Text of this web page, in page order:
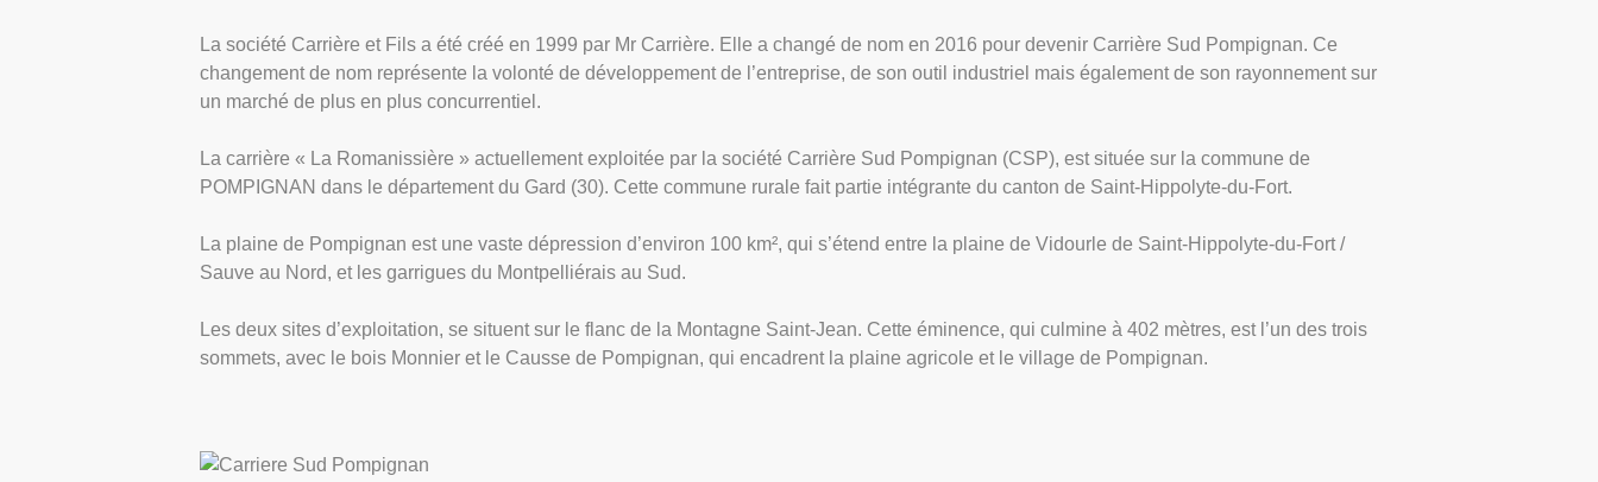
La société Carrière et Fils a été créé en 1999 par Mr Carrière. Elle a changé de nom en 2016 pour devenir Carrière Sud Pompignan. Ce
changement de nom représente la volonté de développement de l’entreprise, de son outil industriel mais également de son rayonnement sur
un marché de plus en plus concurrentiel.
La carrière « La Romanissière » actuellement exploitée par la société Carrière Sud Pompignan (CSP), est située sur la commune de
POMPIGNAN dans le département du Gard (30). Cette commune rurale fait partie intégrante du canton de Saint-Hippolyte-du-Fort.
La plaine de Pompignan est une vaste dépression d’environ 100 km², qui s’étend entre la plaine de Vidourle de Saint-Hippolyte-du-Fort /
Sauve au Nord, et les garrigues du Montpelliérais au Sud.
Les deux sites d’exploitation, se situent sur le flanc de la Montagne Saint-Jean. Cette éminence, qui culmine à 402 mètres, est l’un des trois
sommets, avec le bois Monnier et le Causse de Pompignan, qui encadrent la plaine agricole et le village de Pompignan.